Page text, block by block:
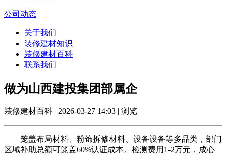
公司动态
关于我们
装修建材知识
装修建材百科
联系我们
做为山西建投集团部属企
装修建材百科 | 2026-03-27 14:03 | 浏览
笼盖布局材料、粉饰拆修材料、设备设备等多品类，部门
区域补助总额可笼盖60%认证成本。检测费用1-2万元，成心